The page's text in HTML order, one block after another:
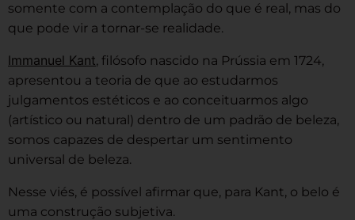
somente com a contemplação do que é real, mas do
que pode vir a tornar-se realidade.
Immanuel Kant, filósofo nascido na Prússia em 1724,
apresentou a teoria de que ao estudarmos
julgamentos estéticos e ao conceituarmos algo
(artístico ou natural) dentro de um padrão de beleza,
somos capazes de despertar um sentimento
universal de beleza.
Nesse viés, é possível afirmar que, para Kant, o belo é
uma construção subjetiva.